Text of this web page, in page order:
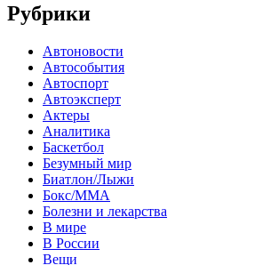
Рубрики
Автоновости
Автособытия
Автоспорт
Автоэксперт
Актеры
Аналитика
Баскетбол
Безумный мир
Биатлон/Лыжи
Бокс/MMA
Болезни и лекарства
В мире
В России
Вещи